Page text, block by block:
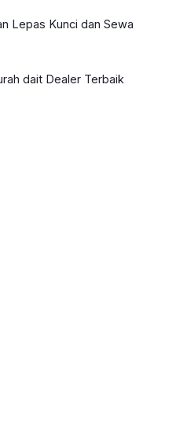
Lepas Kunci dan Sewa
dait Dealer Terbaik